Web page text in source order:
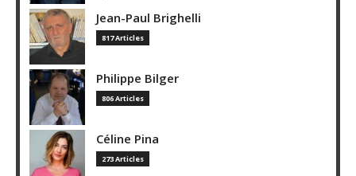
Jean-Paul Brighelli
817 Articles
Philippe Bilger
806 Articles
Céline Pina
273 Articles